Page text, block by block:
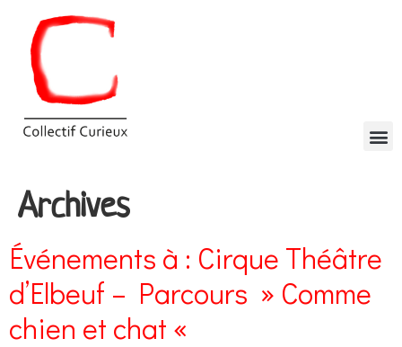
Archives
Événements à : Cirque Théâtre
d’Elbeuf – Parcours » Comme
chien et chat «